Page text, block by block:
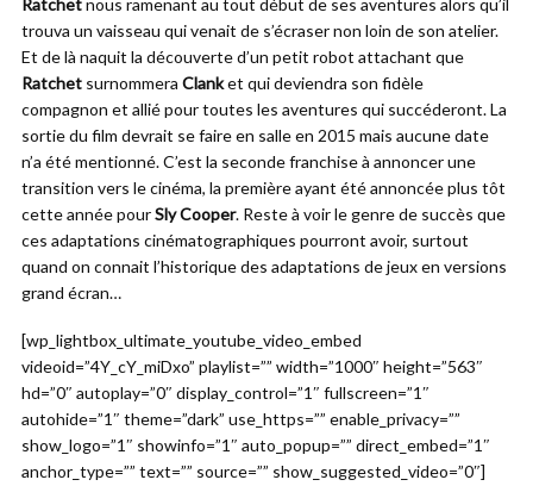
Ratchetnous ramenant au tout début de ses aventures alors qu’il
trouva un vaisseau qui venait de s’écraser non loin de son atelier.
Et de là naquit la découverte d’un petit robot attachant que
Ratchet surnommera Clanket qui deviendra son fidèle
compagnon et allié pour toutes les aventures qui succéderont. La
sortie du film devrait se faire en salle en 2015 mais aucune date
n’a été mentionné. C’est la seconde franchise à annoncer une
transition vers le cinéma, la première ayant été annoncée plus tôt
cette année pourSly Cooper. Reste à voir le genre de succès que
ces adaptations cinématographiques pourront avoir, surtout
quand on connait l’historique des adaptations de jeux en versions
grand écran…
[wp_lightbox_ultimate_youtube_video_embed
videoid=”4Y_cY_miDxo” playlist=”” width=”1000″ height=”563″
hd=”0″ autoplay=”0″ display_control=”1″ fullscreen=”1″
autohide=”1″ theme=”dark” use_https=”” enable_privacy=””
show_logo=”1″ showinfo=”1″ auto_popup=”” direct_embed=”1″
anchor_type=”” text=”” source=”” show_suggested_video=”0″]